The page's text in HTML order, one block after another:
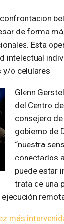
de forma
Esta
intelectual
y/o celulares.
Glenn
del Centro
consejero
gobierno de
“nuestra
conectados
puede estar
trata de una
más